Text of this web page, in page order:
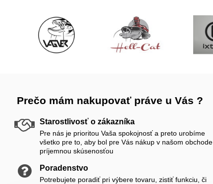
Prečo mám nakupovať práve u Vás ?
Starostlivosť o zákazníka
Pre nás je prioritou Vaša spokojnosť a preto urobíme
všetko pre to, aby bol pre Vás nákup v našom obchode
príjemnou skúsenosťou
Poradenstvo
Potrebujete poradiť pri výbere tovaru, zistiť funkciu, či